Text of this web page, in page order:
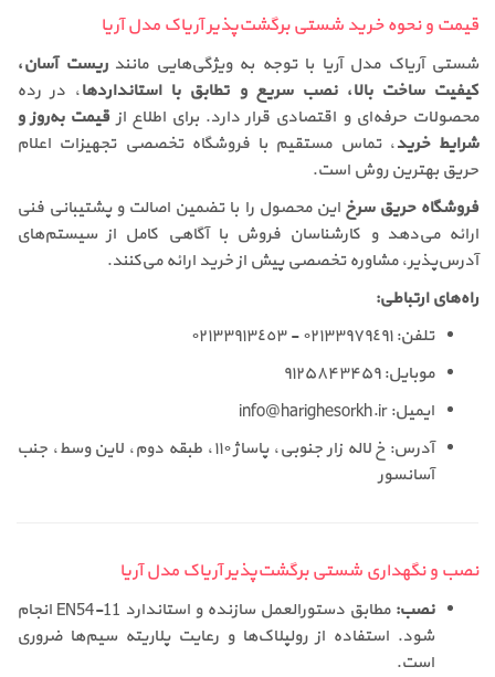
قیمت و نحوه خرید شستی برگشت‌پذیر آریاک مدل آریا
شستی آریاک مدل آریا با توجه به ویژگی‌هایی مانندریست آسان،
کیفیت ساخت بالا، نصب سریع و تطابق با استانداردها، در رده
محصولات حرفه‌ای و اقتصادی قرار دارد. برای اطلاع ازقیمت به‌روز و
شرایط خرید، تماس مستقیم با فروشگاه تخصصی تجهیزات اعلام
حریق بهترین روش است.
فروشگاه حریق سرخ این محصول را با تضمین اصالت و پشتیبانی فنی
ارائه می‌دهد و کارشناسان فروش با آگاهی کامل از سیستم‌های
آدرس‌پذیر، مشاوره تخصصی پیش از خرید ارائه می‌کنند.
راه‌های ارتباطی:
تلفن: ٠٢١٣٣٩٧٩٤٩١ - ٠٢١٣٣٩١٣٤٥٣
موبایل: ۹۱۲۵۸۴۳۴۵۹
ایمیل:info@harighesorkh.ir
آدرس: خ لاله زار جنوبی، پاساژ ١١٠، طبقه دوم، لاین وسط، جنب
آسانسور
نصب و نگهداری شستی برگشت‌پذیر آریاک مدل آریا
نصب:
مطابق دستورالعمل سازنده و استاندارد EN54-11 انجام
شود. استفاده از رولپلاک‌ها و رعایت پلاریته سیم‌ها ضروری
است.